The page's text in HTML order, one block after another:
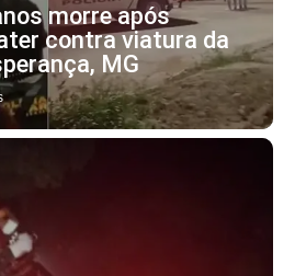
morre após
contra viatura da
MG